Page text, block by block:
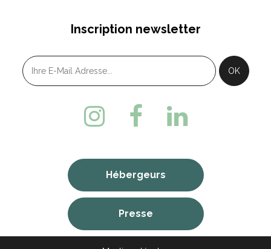
Inscription newsletter
Hébergeurs
Presse